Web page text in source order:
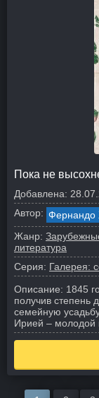
Пока не
Добавлена:
Автор: Фернандо
Жанр:
литература
Серия: Галерея:
Описание: 1845
получив степень
семейную
Ирией – молодой